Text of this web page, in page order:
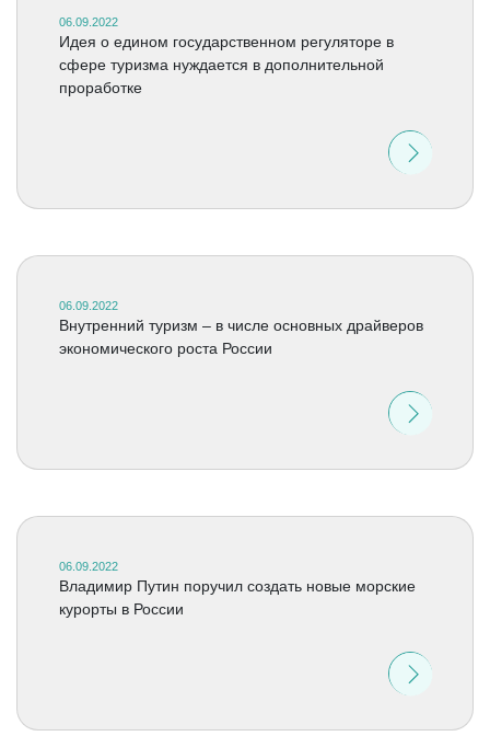
06.09.2022
Идея о едином государственном регуляторе в
сфере туризма нуждается в дополнительной
проработке
06.09.2022
Внутренний туризм – в числе основных драйверов
экономического роста России
06.09.2022
Владимир Путин поручил создать новые морские
курорты в России